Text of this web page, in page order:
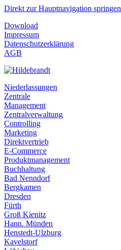
Direkt zur Hauptnavigation springen
Download
Impressum
Datenschutzerklärung
AGB
Niederlassungen
Zentrale
Management
Zentralverwaltung
Controlling
Marketing
Direktvertrieb
E-Commerce
Produktmanagement
Buchhaltung
Bad Nenndorf
Bergkamen
Dresden
Fürth
Groß Kienitz
Hann. Münden
Henstedt-Ulzburg
Kavelstorf